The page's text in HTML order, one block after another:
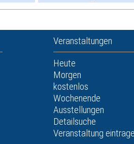
Veranstaltungen
Heute
Morgen
kostenlos
Wochenende
Ausstellungen
Detailsuche
Veranstaltung